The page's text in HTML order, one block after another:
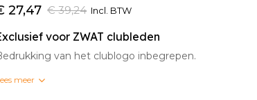
€ 39,24
27,47 Incl. BTW
voor ZWAT clubleden
van het clublogo inbegrepen.
clubkleding kan niet omgeruild worden.
meer